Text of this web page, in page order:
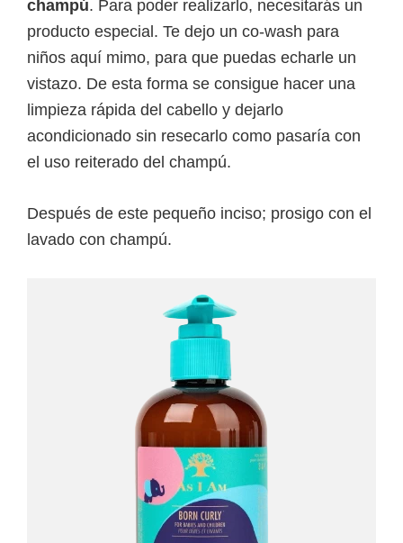
champú. Para poder realizarlo, necesitarás un
producto especial. Te dejo un co-wash para
niños aquí mimo, para que puedas echarle un
vistazo. De esta forma se consigue hacer una
limpieza rápida del cabello y dejarlo
acondicionado sin resecarlo como pasaría con
el uso reiterado del champú.
Después de este pequeño inciso; prosigo con el
lavado con champú.